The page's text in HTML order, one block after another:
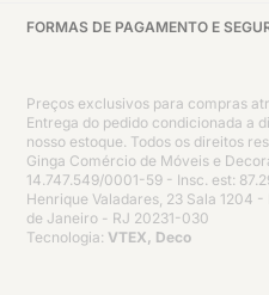
FORMAS DE PAGAMENTO E
Preços exclusivos para compras
Entrega do pedido condicionada a
nosso estoque. Todos os direitos
Ginga Comércio de Móveis e
14.747.549/0001-59 - Insc. est:
Henrique Valadares, 23 Sala 1204
de Janeiro - RJ 20231-030
Tecnologia: VTEX, Deco